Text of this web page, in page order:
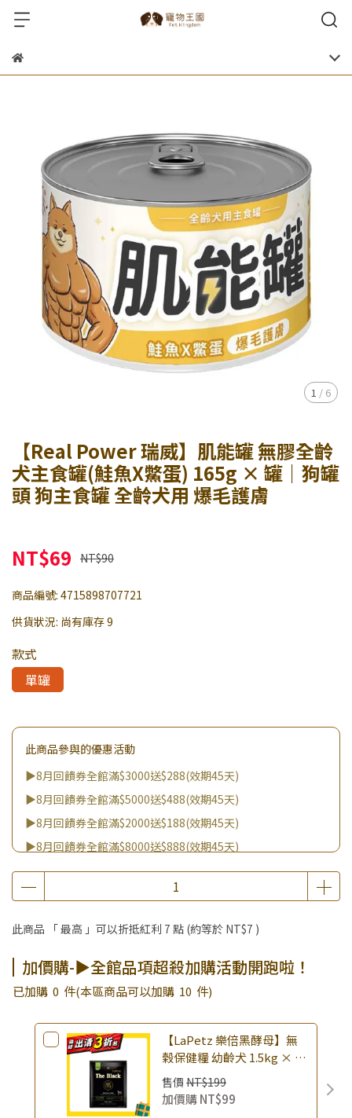
1 / 6
【Real Power 瑞威】肌能罐 無膠全齡
犬主食罐(鮭魚X鱉蛋) 165g × 罐｜狗罐
頭 狗主食罐 全齡犬用 爆毛護膚
NT$69 NT$90
商品編號: 4715898707721
供貨狀況: 尚有庫存 9
款式
單罐
此商品參與的優惠活動
▶8月回饋券全館滿$3000送$288(效期45天)
▶8月回饋券全館滿$5000送$488(效期45天)
▶8月回饋券全館滿$2000送$188(效期45天)
▶8月回饋券全館滿$8000送$888(效期45天)
▶消費滿999｜享超值價$299加購BIO UP面膜
▶全館不限消費金額｜享超值價$19起 加購自然主義嚐鮮試吃
▶王國加購活動 訂單享超值優惠價加購好物
▶全館品項超殺加購活動開跑啦！
▶夏祭好禮｜購買犬貓乾溼糧，滿額享好禮5選3 (限量贈完為
止)
此商品 「 最高 」可以折抵紅利 7 點 (約等於 NT$7 )
加價購-▶全館品項超殺加購活動開跑啦！
已加購 0 件(本區商品可以加購 10 件)
【LaPetz 樂倍黑酵母】無
榖保健糧 幼齡犬 1.5kg × 包
｜(廠效期20260818) 狗乾糧
狗飼料 幼犬飼料 無穀配方｜
即期品
售價 NT$199
加價購NT$99